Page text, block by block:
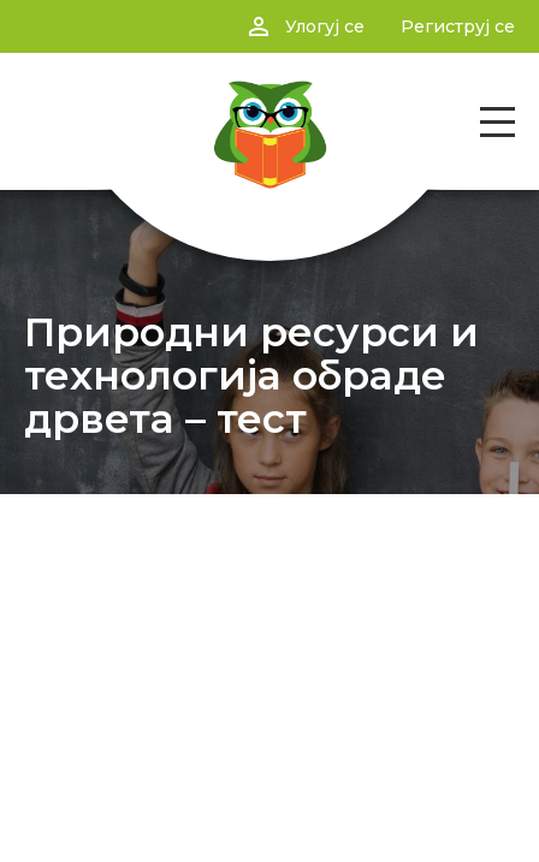
person_outline Улогуј се Региструј се
Природни ресурси и
технологија обраде
дрвета – тест